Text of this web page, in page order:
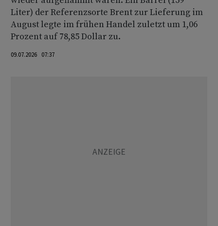
Liter) der Referenzsorte Brent zur Lieferung im
August legte im frühen Handel zuletzt um 1,06
Prozent auf 78,85 Dollar zu.
09.07.2026 07:37